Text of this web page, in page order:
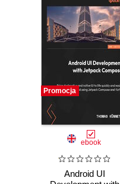
Promocja
ebook
Android UI